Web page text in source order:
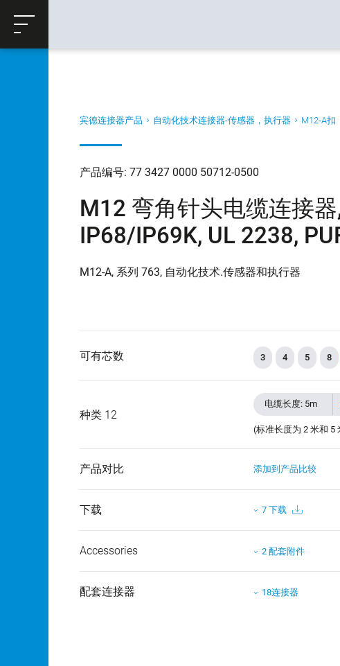
购物车
宾德连接器产品 自动化技术连接器-传感器，执行器 M12-A扣
产品编号: 77 3427 0000 50712-0500
M12 弯角针头电缆连接
IP68/IP69K, UL 2238,
M12-A, 系列 763, 自动化技术.传感器和执行器
可有芯数 3 4 5 8
种类 12
电缆长度: 5m
(标准长度为 2 米和 5
产品对比 添加到产品比较
下载 7 下载
Accessories 2 配套附件
配套连接器 18连接器